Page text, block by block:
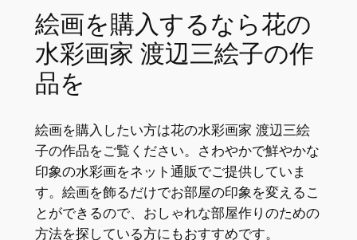
絵画を購入するなら花の
水彩画家 渡辺三絵子の作
品を
絵画を購入したい方は花の水彩画家 渡辺三絵
子の作品をご覧ください。さわやかで鮮やかな
印象の水彩画をネット通販でご提供していま
す。絵画を飾るだけでお部屋の印象を変えるこ
とができるので、おしゃれな部屋作りのための
方法を探している方にもおすすめです。